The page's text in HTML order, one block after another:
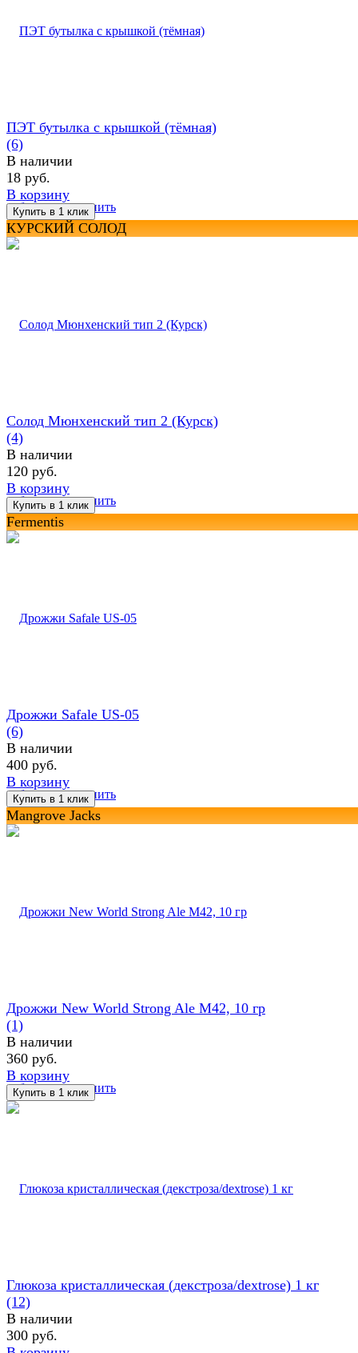
избранное сравнить
ПЭТ бутылка с крышкой (тёмная)
(6)
В наличии
18 руб.
В корзину
КУРСКИЙ СОЛОД
избранное сравнить
Солод Мюнхенский тип 2 (Курск)
(4)
В наличии
120 руб.
В корзину
Fermentis
избранное сравнить
Дрожжи Safale US-05
(6)
В наличии
400 руб.
В корзину
Mangrove Jacks
избранное сравнить
Дрожжи New World Strong Ale M42, 10 гр
(1)
В наличии
360 руб.
В корзину
Глюкоза кристаллическая (декстроза/dextrose) 1 кг
(12)
В наличии
300 руб.